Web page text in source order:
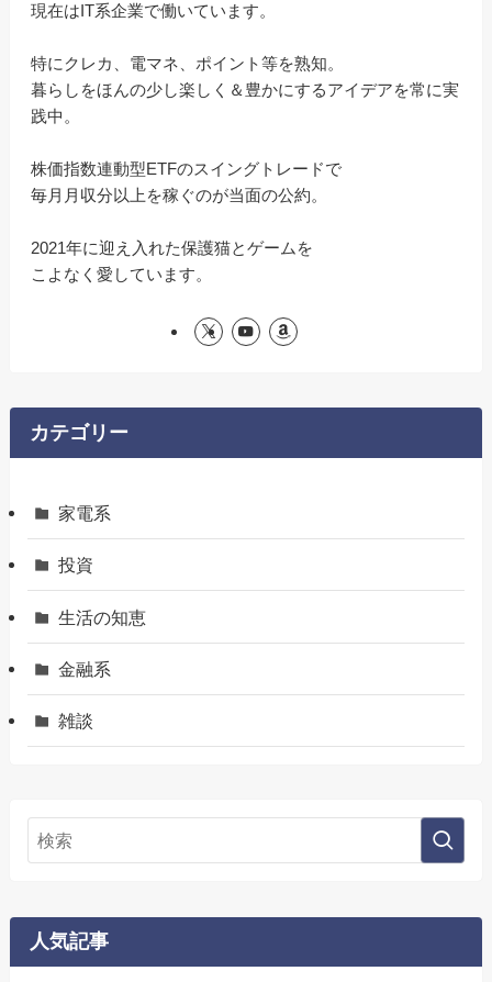
現在はIT系企業で働いています。
特にクレカ、電マネ、ポイント等を熟知。
暮らしをほんの少し楽しく＆豊かにするアイデアを常に実
践中。
株価指数連動型ETFのスイングトレードで
毎月月収分以上を稼ぐのが当面の公約。
2021年に迎え入れた保護猫とゲームを
こよなく愛しています。
カテゴリー
家電系
投資
生活の知恵
金融系
雑談
人気記事